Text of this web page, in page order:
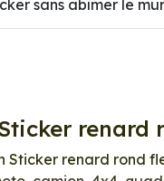
sans abîmer le
renard
Sticker renard rond